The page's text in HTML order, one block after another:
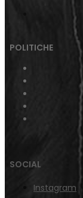
POLITICHE
SOCIAL
Instagram